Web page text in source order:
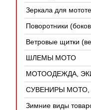
Зеркала для
Поворотники
Ветровые щитки
ШЛЕМЫ МОТО
МОТООДЕЖДА,
СУВЕНИРЫ
Зимние виды